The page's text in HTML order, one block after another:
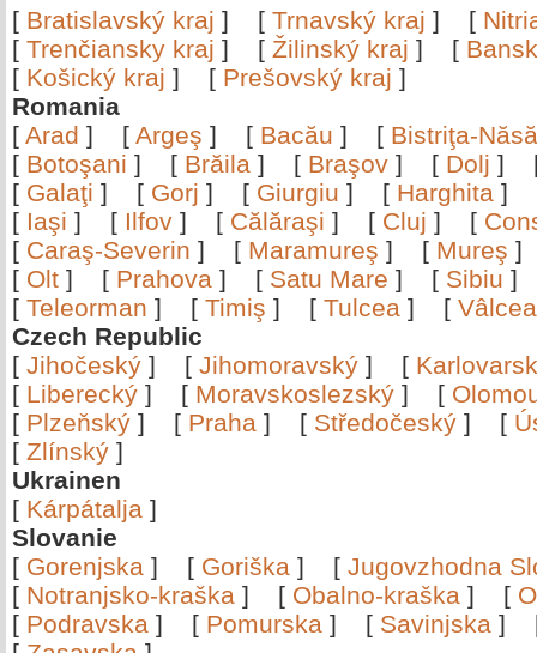
[ Bratislavský kraj ] [ Trnavský kraj ] [
[ Trenčiansky kraj ] [ Žilinský kraj ] [
[ Košický kraj ] [ Prešovský kraj ]
Romania
[ Arad ] [ Argeş ] [ Bacău ] [ Bistriţa-
[ Botoşani ] [ Brăila ] [ Braşov ] [ Dolj ]
[ Galaţi ] [ Gorj ] [ Giurgiu ] [ Harghita ]
[ Iaşi ] [ Ilfov ] [ Călăraşi ] [ Cluj ] [
[ Caraş-Severin ] [ Maramureş ] [ Mureş
[ Olt ] [ Prahova ] [ Satu Mare ] [ Sibiu
[ Teleorman ] [ Timiş ] [ Tulcea ] [
Czech Republic
[ Jihočeský ] [ Jihomoravský ] [
[ Liberecký ] [ Moravskoslezský ] [
[ Plzeňský ] [ Praha ] [ Středočeský ] [
[ Zlínský ]
Ukrainen
[ Kárpátalja ]
Slovanie
[ Gorenjska ] [ Goriška ] [ Jugovzhodna
[ Notranjsko-kraška ] [ Obalno-kraška ] [
[ Podravska ] [ Pomurska ] [ Savinjska ]